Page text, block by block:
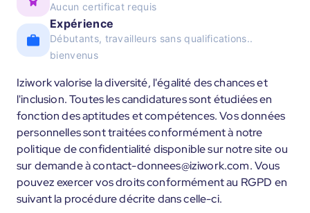
Aucun certificat requis
Expérience
Débutants, travailleurs sans qualifications..
bienvenus
Iziwork valorise la diversité, l'égalité des chances et
l'inclusion. Toutes les candidatures sont étudiées en
fonction des aptitudes et compétences. Vos données
personnelles sont traitées conformément à notre
politique de confidentialité disponible sur notre site ou
sur demande à contact-donnees@iziwork.com. Vous
pouvez exercer vos droits conformément au RGPD en
suivant la procédure décrite dans celle-ci.